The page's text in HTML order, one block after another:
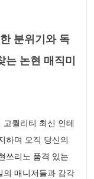
분위기와 독
는 논현 매직미
퀄리티 최신 인테
하며 오직 당신의
쓰리노 품격 있는
의 매니저들과 감각